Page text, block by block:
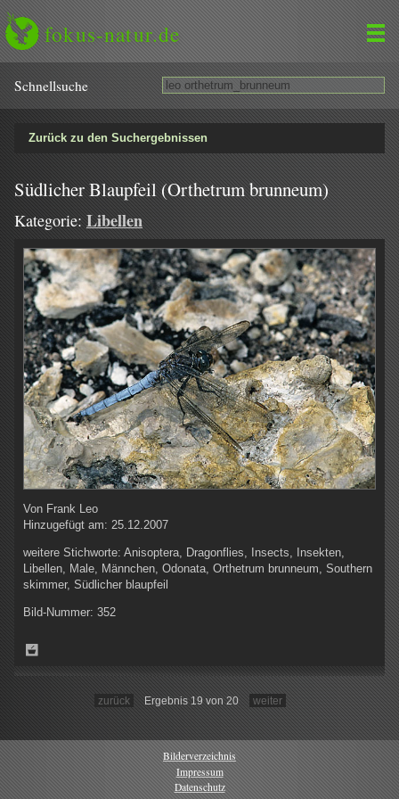
fokus-natur.de
Schnell­suche
Zurück zu den Suchergebnissen
Südlicher Blaupfeil (Orthetrum brunneum)
Kategorie: Libellen
Von Frank Leo
Hinzugefügt am: 25.12.2007
weitere Stichworte: Anisoptera, Dragonflies, Insects, Insekten,
Libellen, Male, Männchen, Odonata, Orthetrum brunneum, Southern
skimmer, Südlicher blaupfeil
Bild-Nummer: 352
zurück Ergebnis 19 von 20 weiter
Bilderverzeichnis
Impressum
Datenschutz